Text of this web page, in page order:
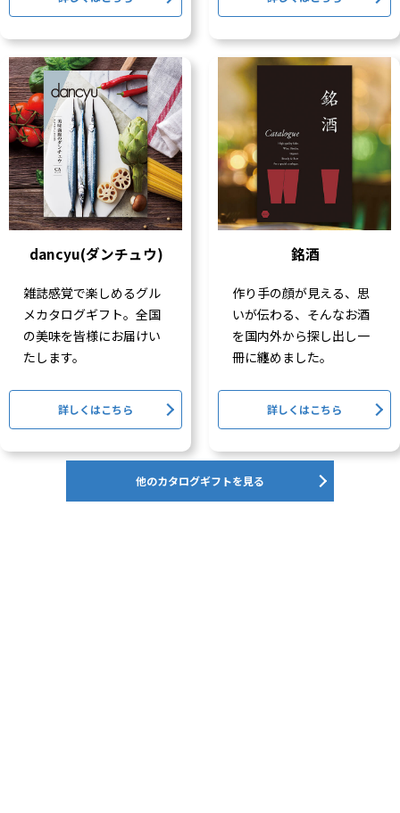
dancyu(ダンチュウ)
雑誌感覚で楽しめるグル
メカタログギフト。全国
の美味を皆様にお届けい
たします。
詳しくはこちら
銘酒
作り手の顔が見える、思
いが伝わる、そんなお酒
を国内外から探し出し一
冊に纏めました。
詳しくはこちら
他のカタログギフトを見る